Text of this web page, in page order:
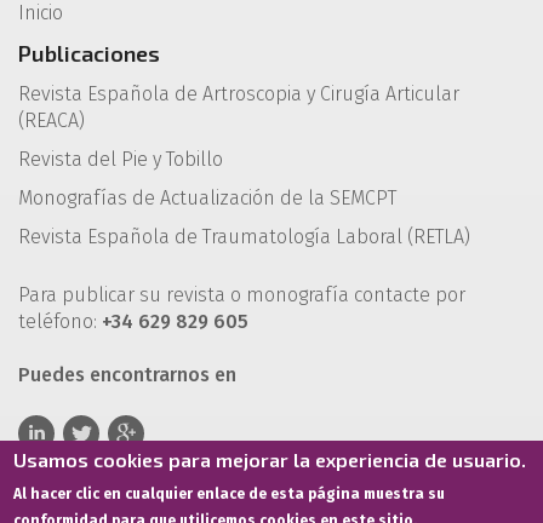
Inicio
Publicaciones
Revista Española de Artroscopia y Cirugía Articular
(REACA)
Revista del Pie y Tobillo
Monografías de Actualización de la SEMCPT
Revista Española de Traumatología Laboral (RETLA)
Para publicar su revista o monografía contacte por
teléfono: +34 629 829 605
Puedes encontrarnos en
Usamos cookies para mejorar la experiencia de usuario.
Al hacer clic en cualquier enlace de esta página muestra su